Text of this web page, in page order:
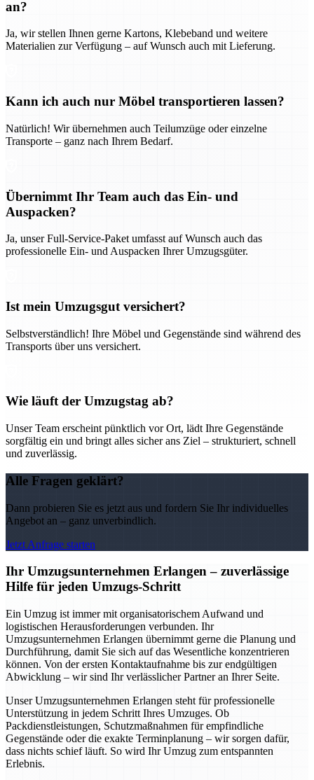
an?
Ja, wir stellen Ihnen gerne Kartons, Klebeband und weitere
Materialien zur Verfügung – auf Wunsch auch mit Lieferung.
Kann ich auch nur Möbel transportieren lassen?
Natürlich! Wir übernehmen auch Teilumzüge oder einzelne
Transporte – ganz nach Ihrem Bedarf.
Übernimmt Ihr Team auch das Ein- und
Auspacken?
Ja, unser Full-Service-Paket umfasst auf Wunsch auch das
professionelle Ein- und Auspacken Ihrer Umzugsgüter.
Ist mein Umzugsgut versichert?
Selbstverständlich! Ihre Möbel und Gegenstände sind während des
Transports über uns versichert.
Wie läuft der Umzugstag ab?
Unser Team erscheint pünktlich vor Ort, lädt Ihre Gegenstände
sorgfältig ein und bringt alles sicher ans Ziel – strukturiert, schnell
und zuverlässig.
Alle Fragen geklärt?
Dann probieren Sie es jetzt aus und fordern Sie Ihr individuelles
Angebot an – ganz unverbindlich.
Jetzt Anfrage starten
Ihr Umzugsunternehmen Erlangen – zuverlässige
Hilfe für jeden Umzugs-Schritt
Ein Umzug ist immer mit organisatorischem Aufwand und
logistischen Herausforderungen verbunden. Ihr
Umzugsunternehmen Erlangen übernimmt gerne die Planung und
Durchführung, damit Sie sich auf das Wesentliche konzentrieren
können. Von der ersten Kontaktaufnahme bis zur endgültigen
Abwicklung – wir sind Ihr verlässlicher Partner an Ihrer Seite.
Unser Umzugsunternehmen Erlangen steht für professionelle
Unterstützung in jedem Schritt Ihres Umzuges. Ob
Packdienstleistungen, Schutzmaßnahmen für empfindliche
Gegenstände oder die exakte Terminplanung – wir sorgen dafür,
dass nichts schief läuft. So wird Ihr Umzug zum entspannten
Erlebnis.